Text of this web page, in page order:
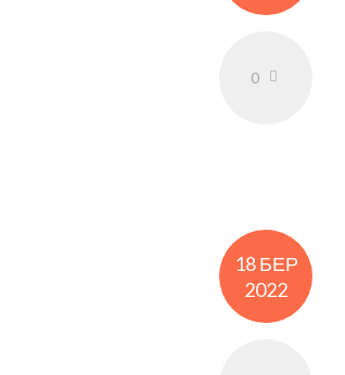
0
18 БЕР
2022